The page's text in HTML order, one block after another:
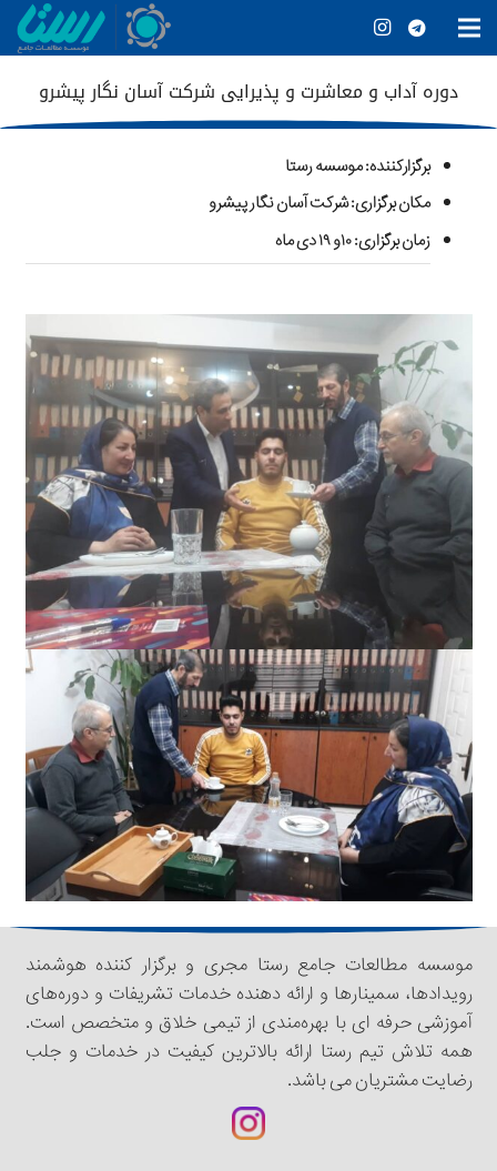
دوره آداب و معاشرت و پذیرایی شرکت آسان نگار پیشرو
برگزارکننده: موسسه رستا
مکان برگزاری: شرکت آسان نگار پیشرو
زمان برگزاری: ۱۰و ۱۹ دی ماه
موسسه مطالعات جامع رستا مجری و برگزار کننده هوشمند
رویدادها، سمینار‌‌ها و ارائه دهنده خدمات تشریفات و دوره‌های
آموزشی حرفه ای با بهره‌مندی از تیمی خلاق و متخصص است.
همه تلاش تیم رستا ارائه بالاترین کیفیت در خدمات و جلب
رضایت مشتریان می باشد.